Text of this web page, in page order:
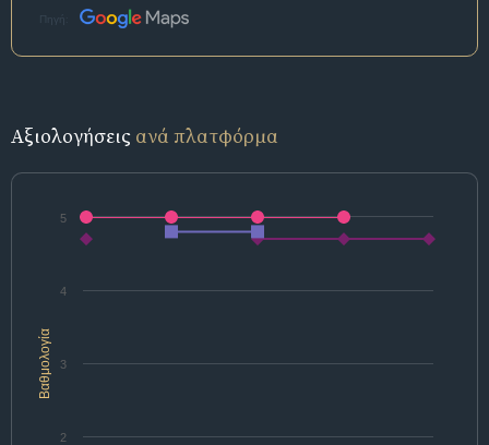
Πηγή:
Αξιολογήσεις ανά πλατφόρμα
Βαθμολογία
2
3
4
5